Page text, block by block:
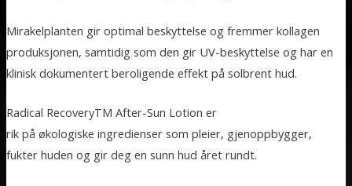
Mirakelplanten gir optimal beskyttelse og fremmer kollagen
produksjonen, samtidig som den gir UV-beskyttelse og har en
klinisk dokumentert beroligende effekt på solbrent hud.
Radical RecoveryTM After-Sun Lotion er
rik på økologiske ingredienser som pleier, gjenoppbygger,
fukter huden og gir deg en sunn hud året rundt.